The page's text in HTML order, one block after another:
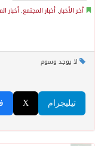
آخر الأخبار, أخبار المجتمع, أخبار
لا يوجد وسوم
X تيليجرام